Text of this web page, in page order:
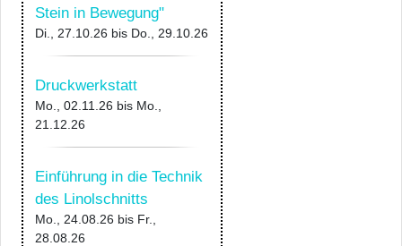
Stein in Bewegung"
Di., 27.10.26 bis Do., 29.10.26
Druckwerkstatt
Mo., 02.11.26 bis Mo.,
21.12.26
Einführung in die Technik
des Linolschnitts
Mo., 24.08.26 bis Fr.,
28.08.26